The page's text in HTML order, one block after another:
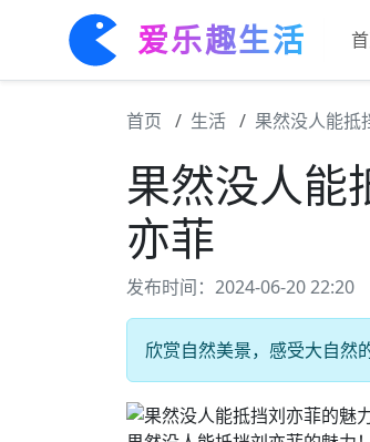
爱乐趣生活
首页 生活 果然没人能抵
果然没人能
亦菲
发布时间：2024-06-20 22:20
欣赏自然美景，感受大自然